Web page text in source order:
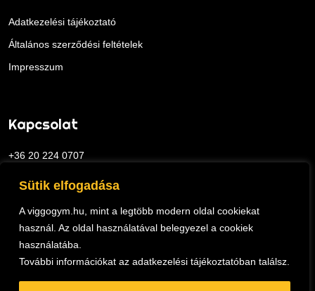
Sütik elfogadása
A viggogym.hu, mint a legtöbb modern oldal cookiekat
használ. Az oldal használatával belegyezel a cookiek
használatába.
További információkat az adatkezelési tájékoztatóban találsz.
Adatkezelési tájékoztató
Általános szerződési feltételek
Impresszum
Kapcsolat
+36 20 224 0707